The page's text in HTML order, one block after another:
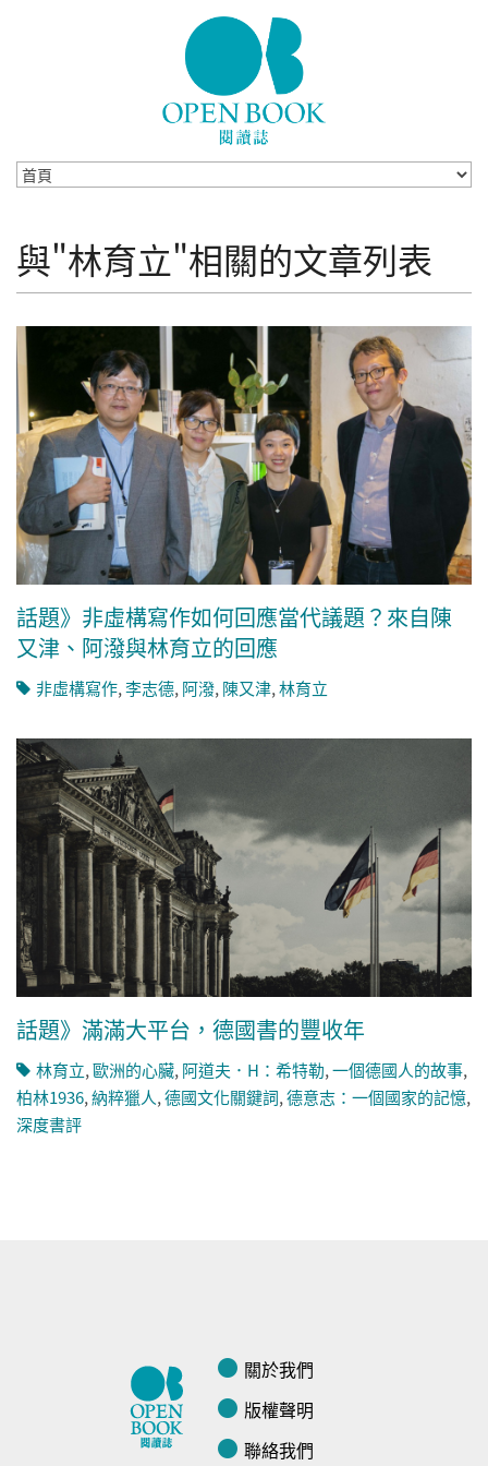
與"林育立"相關的文章列表
話題》非虛構寫作如何回應當代議題？來自陳
又津、阿潑與林育立的回應
非虛構寫作,李志德,阿潑,陳又津,林育立
話題》滿滿大平台，德國書的豐收年
林育立,歐洲的心臟, 阿道夫．H：希特勒,一個德國人的故事,
柏林1936,納粹獵人,德國文化關鍵詞,德意志：一個國家的記憶,
深度書評
關於我們
版權聲明
聯絡我們